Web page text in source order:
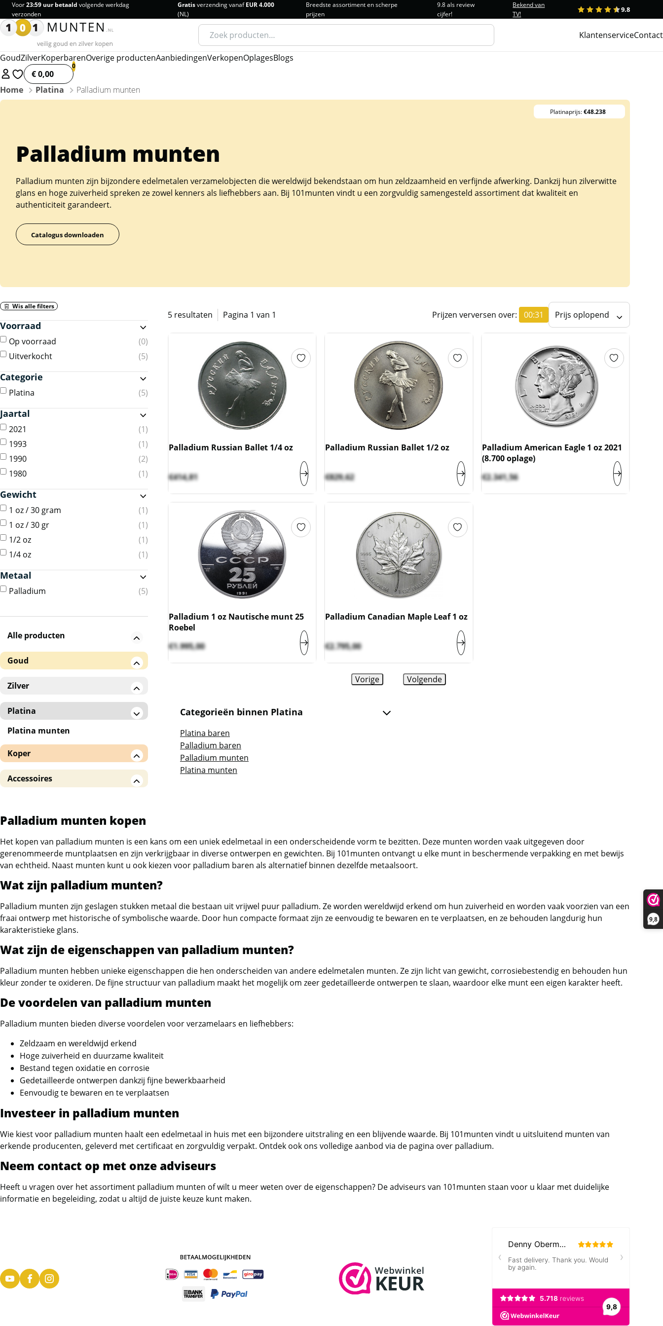
9,8
Voor23:59 uur betaald volgende werkdag
verzonden
Gratisverzending vanafEUR 4.000
(NL)
Breedste assortiment en scherpe
prijzen
9.8 als review
cijfer!
Bekend van
TV!
1 2 3 4 5 9.8
Zoeken
naar:
KlantenserviceContact
GoudZilverKoperbarenOverige productenAanbiedingenVerkopenOplagesBlogs
€ 0,00
Home
Platina Palladium munten
Palladium munten
Palladium munten zijn bijzondere edelmetalen verzamelobjecten die wereldwijd bekendstaan om hun zeldzaamheid en verfijnde afwerking. Dankzij hun zilverwitte
glans en hoge zuiverheid spreken ze zowel kenners als liefhebbers aan. Bij 101munten vindt u een zorgvuldig samengesteld assortiment dat kwaliteit en
authenticiteit garandeert.
Catalogus downloaden
Platinaprijs:€48.238
Wis alle filters
Voorraad
Op voorraad
0
Uitverkocht
5
Categorie
Platina 5
Jaartal
2021
1
1993
1
1990
2
1980
1
Gewicht
1 oz / 30 gram
1
1 oz / 30 gr
1
1/2 oz
1
1/4 oz
1
Metaal
Palladium 5
Alle producten
Goud
Gouden baren
Zilver
Zilveren baren
Zilveren munten
!! Monsterboxen !!
Overige landen
Batavia en Rooster (Royal
Australian Mint / RAM)
Benin
Birds of Prey en Dragons
Britannia en Britain Landmark
British Virgin Islands
Burundi en Bhutan
Canadian Maple Leaf
Canadese 10 oz munten
Canadian Arctic serie en
Voyageur
Canadian Bison (1,25 oz)
Canadian Grey Wolf en Superman
Canadian Predators en Wildlife
Canadian Super Multi Leaf
Caribische Eilanden
Cayman Islands
Cook islands
Platina
Platina munten
Koper
Koperen baren / munten
Accessoires
Tubes en hoesjes
5 resultaten Pagina 1 van 1 Prijzen verversen over: 00:31 Prijs oplopend
Palladium Russian Ballet 1/4 oz
€414,81
Palladium Russian Ballet 1/2 oz
€829,62
Palladium American Eagle 1 oz 2021
(8.700 oplage)
€2.341,56
Palladium 1 oz Nautische munt 25
Roebel
€1.995,00
Palladium Canadian Maple Leaf 1 oz
€2.795,00
Vorige Volgende
Categorieën binnen Platina
Platina baren
Palladium baren
Palladium munten
Platina munten
Palladium munten kopen
Het kopen van palladium munten is een kans om een uniek edelmetaal in een onderscheidende vorm te bezitten. Deze munten worden vaak uitgegeven door
gerenommeerde muntplaatsen en zijn verkrijgbaar in diverse ontwerpen en gewichten. Bij 101munten ontvangt u elke munt in beschermende verpakking en met bewijs
van echtheid. Naast munten kunt u ook kiezen voor palladium baren als alternatief binnen dezelfde metaalsoort.
Wat zijn palladium munten?
Palladium munten zijn geslagen stukken metaal die bestaan uit vrijwel puur palladium. Ze worden wereldwijd erkend om hun zuiverheid en worden vaak voorzien van een
fraai ontwerp met historische of symbolische waarde. Door hun compacte formaat zijn ze eenvoudig te bewaren en te verplaatsen, en ze behouden langdurig hun
karakteristieke glans.
Wat zijn de eigenschappen van palladium munten?
Palladium munten hebben unieke eigenschappen die hen onderscheiden van andere edelmetalen munten. Ze zijn licht van gewicht, corrosiebestendig en behouden hun
kleur zonder te oxideren. De fijne structuur van palladium maakt het mogelijk om zeer gedetailleerde ontwerpen te slaan, waardoor elke munt een eigen karakter heeft.
De voordelen van palladium munten
Palladium munten bieden diverse voordelen voor verzamelaars en liefhebbers:
Zeldzaam en wereldwijd erkend
Hoge zuiverheid en duurzame kwaliteit
Bestand tegen oxidatie en corrosie
Gedetailleerde ontwerpen dankzij fijne bewerkbaarheid
Eenvoudig te bewaren en te verplaatsen
Investeer in palladium munten
Wie kiest voor palladium munten haalt een edelmetaal in huis met een bijzondere uitstraling en een blijvende waarde. Bij 101munten vindt u uitsluitend munten van
erkende producenten, geleverd met certificaat en zorgvuldig verpakt. Ontdek ook ons volledige aanbod via de pagina over palladium.
Neem contact op met onze adviseurs
Heeft u vragen over het assortiment palladium munten of wilt u meer weten over de eigenschappen? De adviseurs van 101munten staan voor u klaar met duidelijke
informatie en begeleiding, zodat u altijd de juiste keuze kunt maken.
Neem contact op met op!